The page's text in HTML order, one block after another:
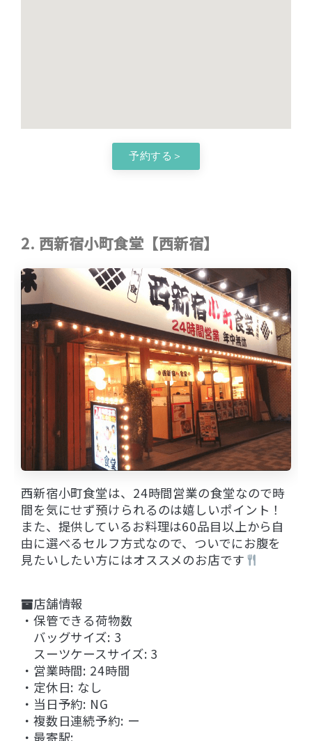
予約する＞
2. 西新宿小町食堂【西新宿】
西新宿小町食堂は、24時間営業の食堂なので時
間を気にせず預けられるのは嬉しいポイント！
また、提供しているお料理は60品目以上から自
由に選べるセルフ方式なので、ついでにお腹を
見たいしたい方にはオススメのお店です
店舗情報
・保管できる荷物数
バッグサイズ: 3
スーツケースサイズ: 3
・営業時間: 24時間
・定休日: なし
・当日予約: NG
・複数日連続予約: ー
・最寄駅: